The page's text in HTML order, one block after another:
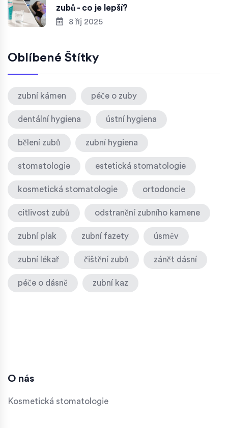
zubů - co je lepší?
8 říj 2025
Oblíbené Štítky
zubní kámen péče o zuby
dentální hygiena ústní hygiena
bělení zubů zubní hygiena
stomatologie estetická stomatologie
kosmetická stomatologie ortodoncie
citlivost zubů odstranění zubního kamene
zubní plak zubní fazety úsměv
zubní lékař čištění zubů zánět dásní
péče o dásně zubní kaz
O nás
Kosmetická stomatologie